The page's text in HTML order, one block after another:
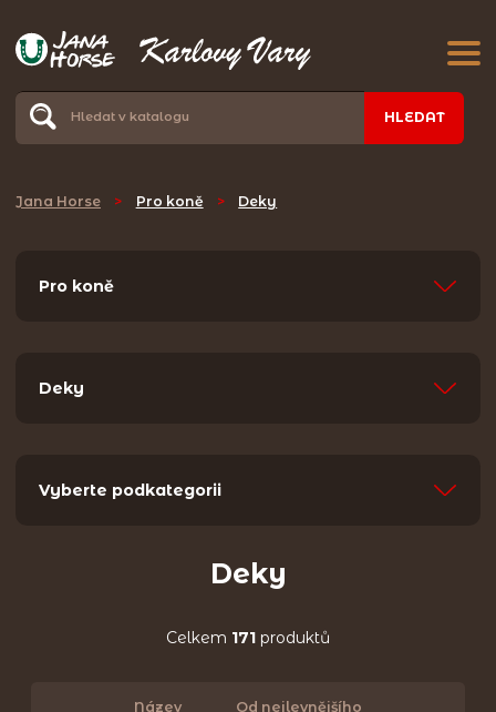
HLEDAT
Jana Horse > Pro koně > Deky
Pro koně
Deky
Vyberte podkategorii
Deky
Celkem 171 produktů
Název Od nejlevnějšího